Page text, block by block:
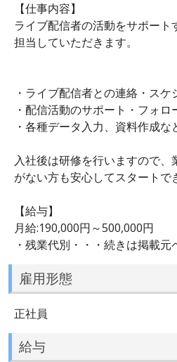
【仕事内容】
ライブ配信者の活動をサポート
担当していただきます。
・ライブ配信者との連絡・スケ
・配信活動のサポート・フォロ
・各種データ入力、資料作成な
入社後は研修を行いますので
がない方も安心してスタートで
【給与】
月給:190,000円～500,000円
・残業代別・・・続きは掲載元
雇用形態
正社員
給与